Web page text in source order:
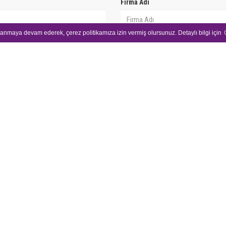
devam ederek, çerez politikamıza izin vermiş olursunuz. Detaylı bilgi için
Firma Adı